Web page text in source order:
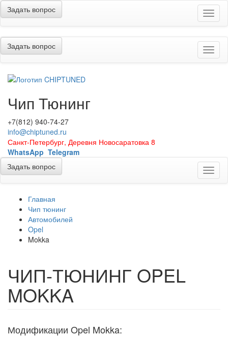
Меню
Задать вопрос
Меню
Задать вопрос
Чип Тюнинг
+7(812) 940-74-27
info@chiptuned.ru
Санкт-Петербург, Деревня Новосаратовка 8
WhatsApp Telegram
Меню
Задать вопрос
Главная
Чип тюнинг
Автомобилей
Opel
Mokka
ЧИП-ТЮНИНГ OPEL
MOKKA
Модификации Opel Mokka: